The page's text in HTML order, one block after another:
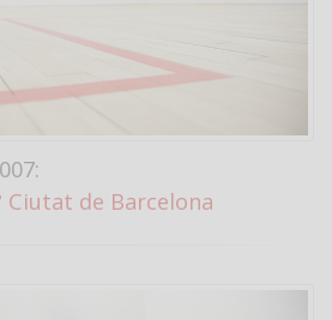
Ciutat de Barcelona